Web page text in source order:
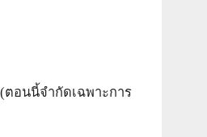
อนนี้จำกัดเฉพาะการ